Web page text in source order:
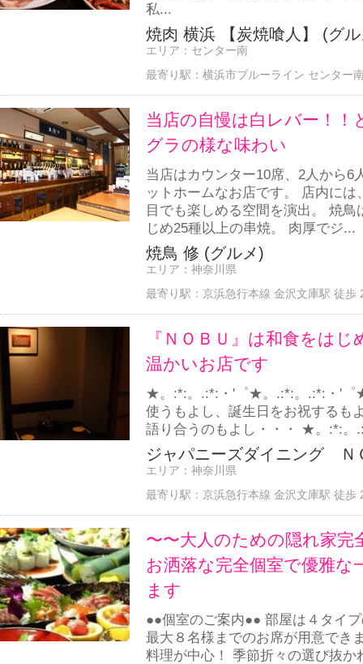
私...
焼肉 横浜 【炭焼喰人】 (グ
エリア： センター南
最寄り駅： 横浜市ブルーライン センター
当店の自慢は白レバー！
グラの様な味わい
当店はカウンター10席、2人から6
ットホームなお店です。 店内に
目でも楽しめる空間を演出。 焼
じめ25種以上の串焼。 肉厚でジ...
焼鳥 修 (グルメ)
エリア： 神奈川県
最寄り駅： 京浜急行本線 金沢文庫駅 徒歩
『ＮＯＢＵ』は和食をは
温かいお店です
★。:*:。.:*:・'゜★。.:*:。.:*:・'
使うもよし、誕生日をお祝するも
語り合うのもよし・・・ ★。:*:
ジャパニーズダイニング Ｎ
エリア： 神奈川県
最寄り駅： 京浜急行本線 金沢文庫駅 徒歩
〜〜大人のための隠れ家完
お洒落な完全個室で優雅な
ます
●●個室のご案内●● 部屋は４タイ
最大８名様までのお席が用意で
料理が中心！ 季節折々の選び抜